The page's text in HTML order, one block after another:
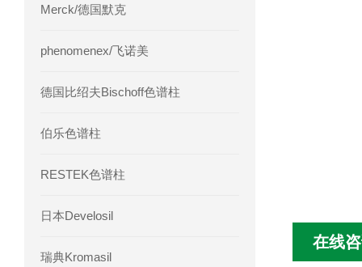
Merck/德国默克
phenomenex/飞诺美
德国比绍夫Bischoff色谱柱
伯乐色谱柱
RESTEK色谱柱
日本Develosil
瑞典Kromasil
在线